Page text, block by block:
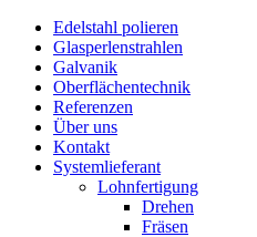
Edelstahl polieren
Glasperlenstrahlen
Galvanik
Oberflächen­technik
Referenzen
Über uns
Kontakt
Systemlieferant
Lohnfertigung
Drehen
Fräsen